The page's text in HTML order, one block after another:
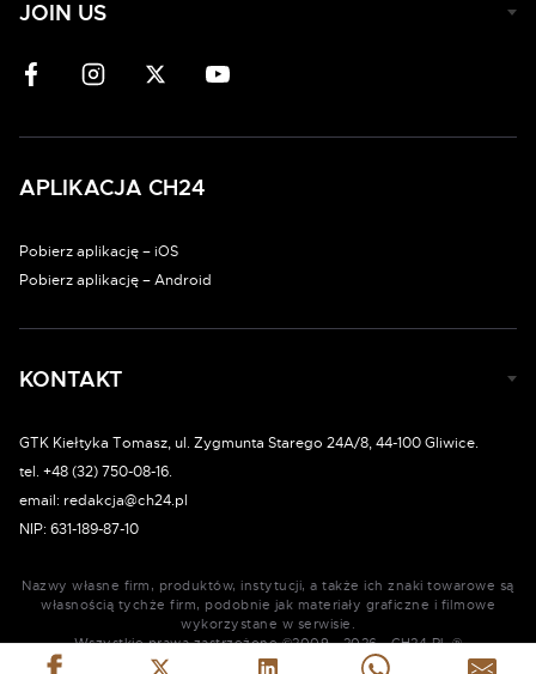
JOIN US
APLIKACJA CH24
Pobierz aplikację – iOS
Pobierz aplikację – Android
KONTAKT
GTK Kiełtyka Tomasz, ul. Zygmunta Starego 24A/8, 44-100 Gliwice.
tel. +48 (32) 750-08-16.
email: redakcja@ch24.pl
NIP: 631-189-87-10
Nazwy własne firm, produktów, instytucji, a także ich znaki towarowe są
własnością tychże firm, podobnie jak materiały graficzne i filmowe
wykorzystane w serwisie.
Wszystkie prawa zastrzeżone ©2009 - 2026 - CH24.PL ®